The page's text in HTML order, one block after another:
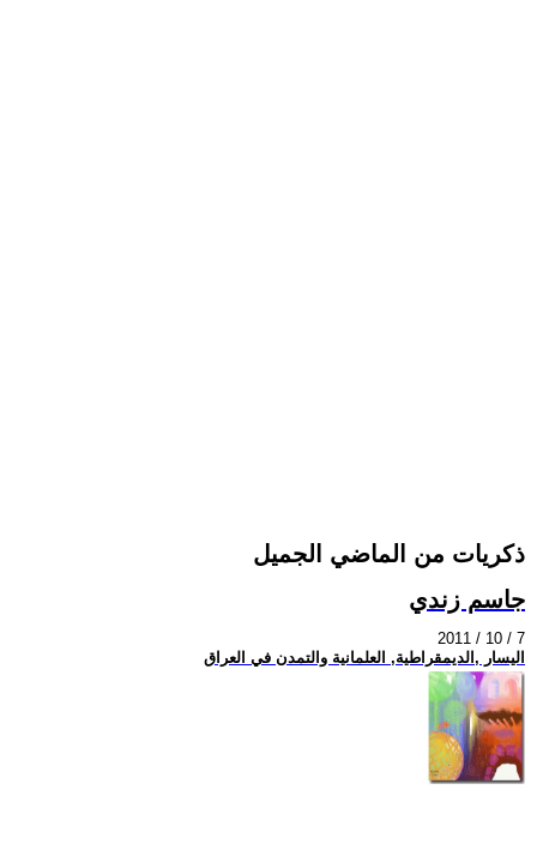
ذكريات من الماضي الجميل
جاسم زندي
2011 / 10 / 7
اليسار ,الديمقراطية, العلمانية والتمدن في العراق